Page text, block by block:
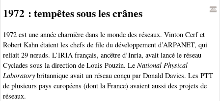
1972 : tempêtes sous les crânes
1972 est une année charnière dans le monde des réseaux. Vinton Cerf et
Robert Kahn étaient les chefs de file du développement d’ARPANET, qui
reliait 29 nœuds. L’IRIA français, ancêtre d’Inria, avait lancé le réseau
Cyclades sous la direction de Louis Pouzin. Le National Physical
Laboratory britannique avait un réseau conçu par Donald Davies. Les PTT
de plusieurs pays européens (dont la France) avaient aussi des projets de
réseaux.